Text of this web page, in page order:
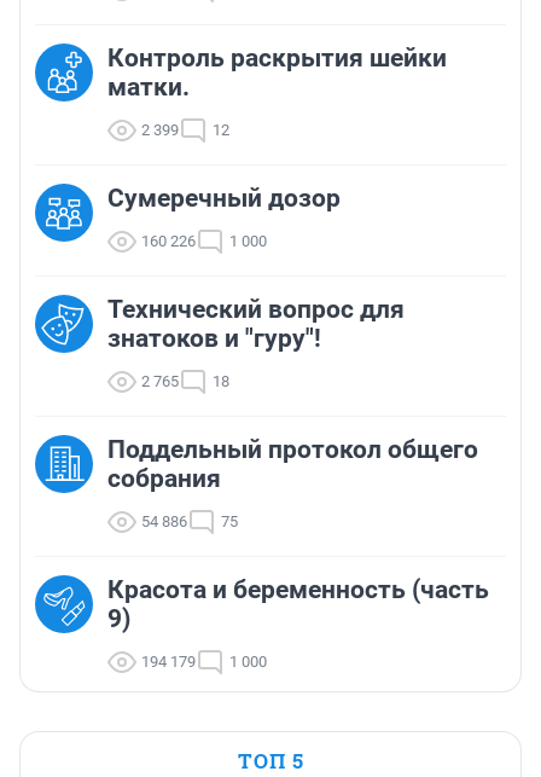
Контроль раскрытия шейки
матки.
2 399 12
Сумеречный дозор
160 226 1 000
Технический вопрос для
знатоков и "гуру"!
2 765 18
Поддельный протокол общего
собрания
54 886 75
Красота и беременность (часть
9)
194 179 1 000
ТОП 5